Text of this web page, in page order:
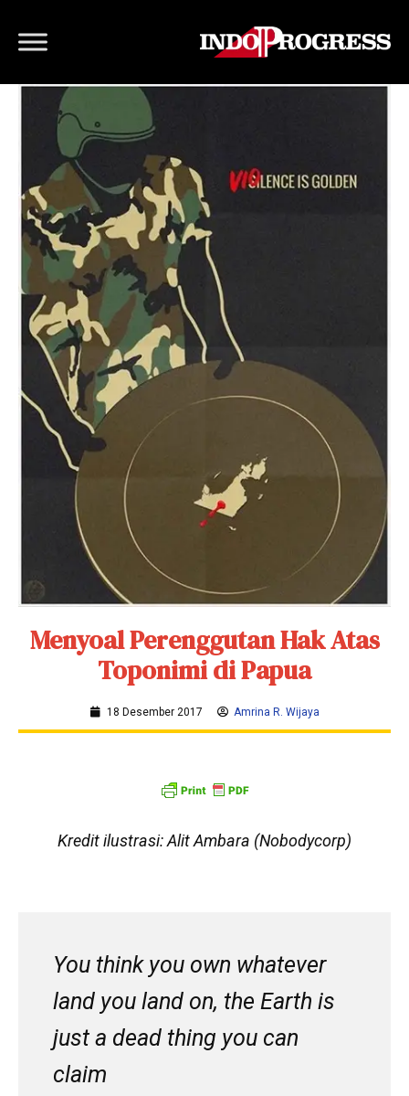
Menyoal Perenggutan Hak Atas
Toponimi di Papua
18 Desember 2017 Amrina R. Wijaya
Kredit ilustrasi: Alit Ambara (Nobodycorp)
You think you own whatever
land you land on, the Earth is
just a dead thing you can
claim